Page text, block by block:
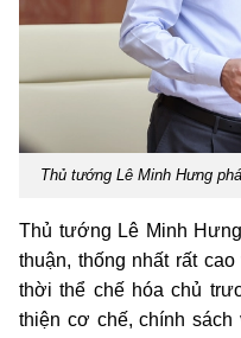
Thủ tướng Lê Minh Hưng
Thủ tướng Lê Minh
thuận, thống nhất rất
thời thể chế hóa chủ
thiện cơ chế, chính sách